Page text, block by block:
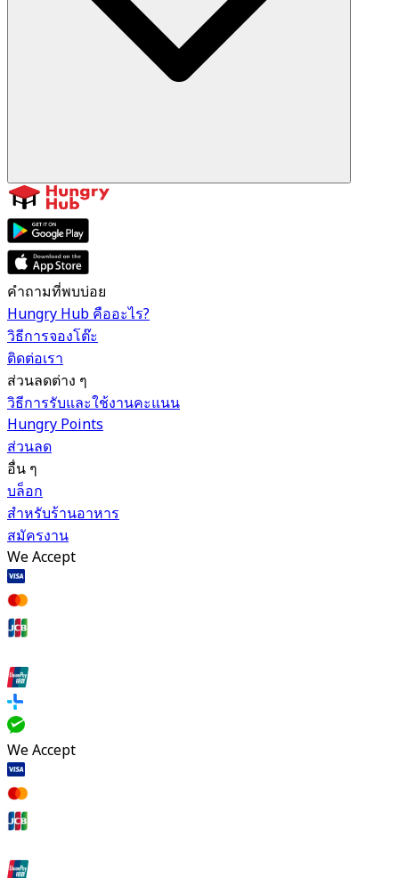
คำถามที่พบบ่อย
Hungry Hub คืออะไร?
วิธีการจองโต๊ะ
ติดต่อเรา
ส่วนลดต่าง ๆ
วิธีการรับและใช้งานคะแนน
Hungry Points
ส่วนลด
อื่น ๆ
บล็อก
สำหรับร้านอาหาร
สมัครงาน
We Accept
We Accept